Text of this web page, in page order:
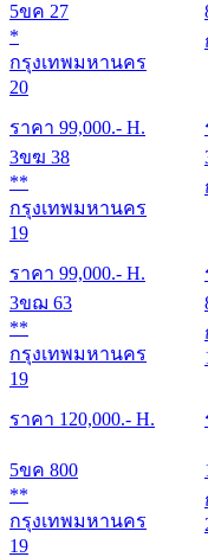
5ขค 27
*
กรุงเทพมหานคร
20
ราคา 99,000.- H.
3ขฆ 38
**
กรุงเทพมหานคร
19
ราคา 99,000.- H.
3ขฌ 63
**
กรุงเทพมหานคร
19
ราคา 120,000.- H.
5ขค 800
**
กรุงเทพมหานคร
19